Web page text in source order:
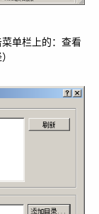
单栏上的：查看